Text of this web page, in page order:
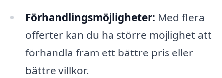
Förhandlingsmöjligheter: Med flera
offerter kan du ha större möjlighet att
förhandla fram ett bättre pris eller
bättre villkor.